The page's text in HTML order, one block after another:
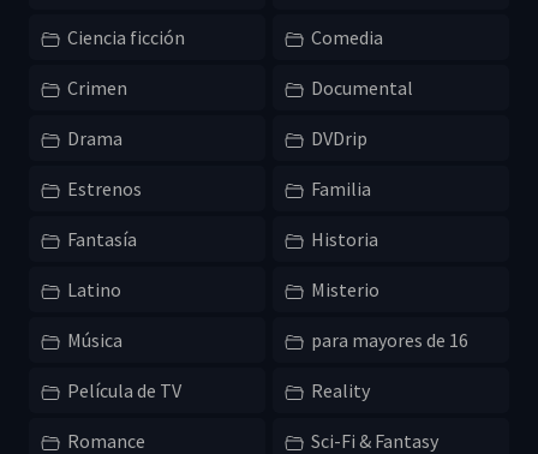
Ciencia ficción Comedia
Crimen Documental
Drama DVDrip
Estrenos Familia
Fantasía Historia
Latino Misterio
Música para mayores de 16
Película de TV Reality
Romance Sci-Fi & Fantasy